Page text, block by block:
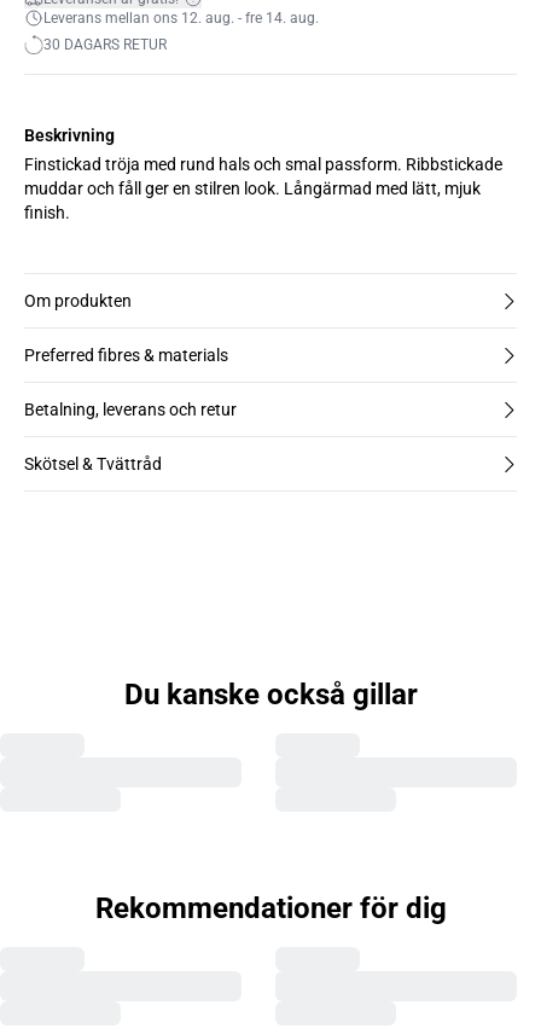
Leverans mellan ons 12. aug. - fre 14. aug.
30 DAGARS RETUR
Beskrivning
Finstickad tröja med rund hals och smal passform. Ribbstickade
muddar och fåll ger en stilren look. Långärmad med lätt, mjuk
finish.
Om produkten
Preferred fibres & materials
Betalning, leverans och retur
Skötsel & Tvättråd
Du kanske också gillar
Rekommendationer för dig